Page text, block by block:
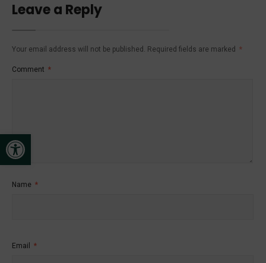
Open toolbar
Leave a Reply
Your email address will not be published. Required fields are marked *
Comment *
Name *
Email *